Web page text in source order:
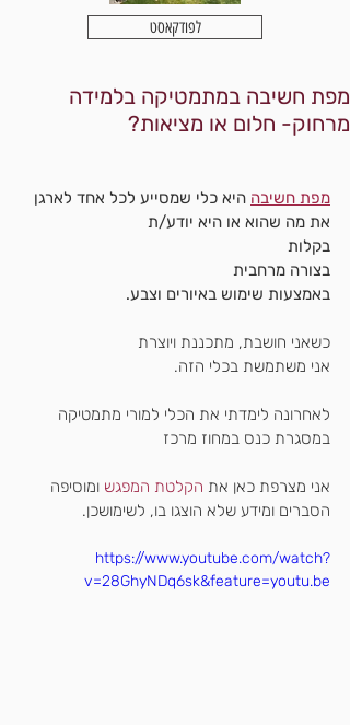
לפודקאסט
מפת חשיבה במתמטיקה בלמידה
מרחוק- חלום או מציאות?
מפת חשיבה היא כלי שמסייע לכל אחד לארגן
את מה שהוא או היא יודע/ת
בקלות
בצורה מרחבית
באמצעות שימוש באיורים וצבע.
כשאני חושבת, מתכננת ויוצרת
אני משתמשת בכלי הזה.
לאחרונה לימדתי את הכלי למורי מתמטיקה
במסגרת כנס במחוז מרכז
אני מצרפת כאן את הקלטת המפגש ומוסיפה
הסברים ומידע שלא הוצגו בו, לשימושכן.
https://www.youtube.com/watch?
v=28GhyNDq6sk&feature=youtu.be